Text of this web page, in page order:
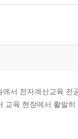
에서 전자계산교육
교육 현장에서 활발